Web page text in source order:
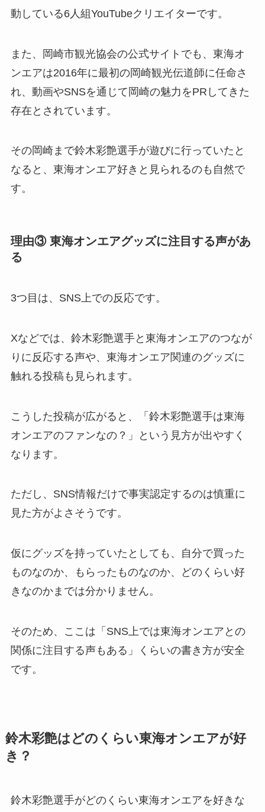
動している6人組YouTubeクリエイターです。
また、岡崎市観光協会の公式サイトでも、東海オ
ンエアは2016年に最初の岡崎観光伝道師に任命さ
れ、動画やSNSを通じて岡崎の魅力をPRしてきた
存在とされています。
その岡崎まで鈴木彩艶選手が遊びに行っていたと
なると、東海オンエア好きと見られるのも自然で
す。
理由③ 東海オンエアグッズに注目する声があ
る
3つ目は、SNS上での反応です。
Xなどでは、鈴木彩艶選手と東海オンエアのつなが
りに反応する声や、東海オンエア関連のグッズに
触れる投稿も見られます。
こうした投稿が広がると、「鈴木彩艶選手は東海
オンエアのファンなの？」という見方が出やすく
なります。
ただし、SNS情報だけで事実認定するのは慎重に
見た方がよさそうです。
仮にグッズを持っていたとしても、自分で買った
ものなのか、もらったものなのか、どのくらい好
きなのかまでは分かりません。
そのため、ここは「SNS上では東海オンエアとの
関係に注目する声もある」くらいの書き方が安全
です。
鈴木彩艶はどのくらい東海オンエアが好
き？
鈴木彩艶選手がどのくらい東海オンエアを好きな